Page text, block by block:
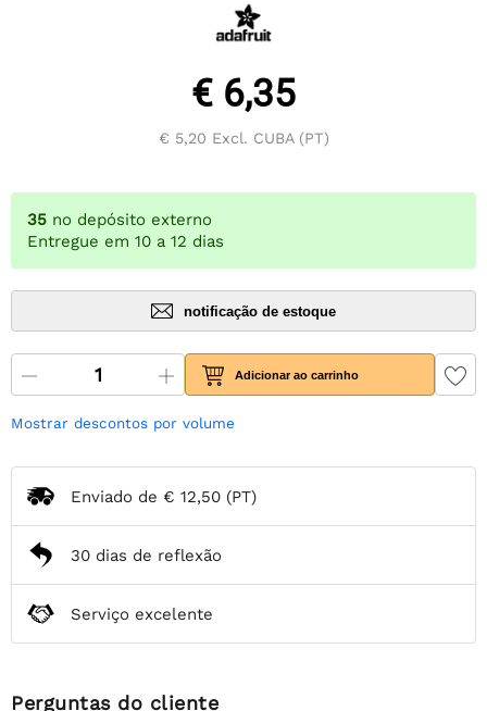
€ 6,35
€ 5,20 Excl. CUBA (PT)
35 no depósito externo
Entregue em 10 a 12 dias
notificação de estoque
Adicionar ao carrinho
Mostrar descontos por volume
Enviado de € 12,50 (PT)
30 dias de reflexão
Serviço excelente
Perguntas do cliente